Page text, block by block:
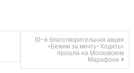
10-я благотворительная акция
«Бежим за мечту-Ходить»
прошла на Московском
Марафоне